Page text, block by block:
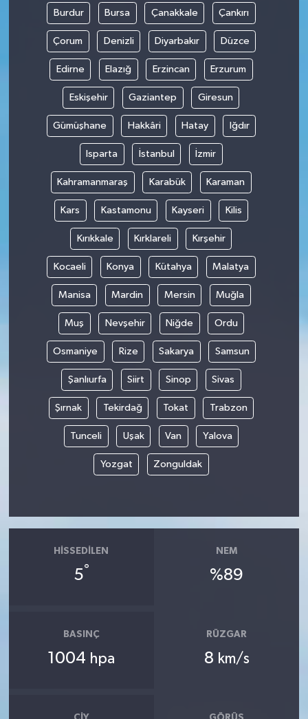
Burdur Bursa Çanakkale Çankırı
Çorum Denizli Diyarbakır Düzce
Edirne Elazığ Erzincan Erzurum
Eskişehir Gaziantep Giresun
Gümüşhane Hakkâri Hatay Iğdır
Isparta İstanbul İzmir
Kahramanmaraş Karabük Karaman
Kars Kastamonu Kayseri Kilis
Kırıkkale Kırklareli Kırşehir
Kocaeli Konya Kütahya Malatya
Manisa Mardin Mersin Muğla
Muş Nevşehir Niğde Ordu
Osmaniye Rize Sakarya Samsun
Şanlıurfa Siirt Sinop Sivas
Şırnak Tekirdağ Tokat Trabzon
Tunceli Uşak Van Yalova
Yozgat Zonguldak
HISSEDILEN
5°
NEM
%89
BASINÇ
1004 hpa
RÜZGAR
8 km/s